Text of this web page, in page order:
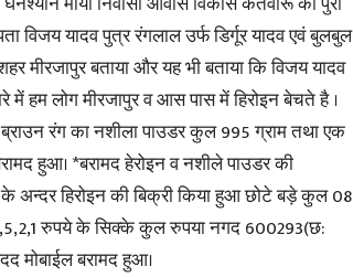
Hindi,
Today
विजय यादव पुत्र रंगलाल उर्फ डिर्गूर यादव एवं बुलबुल
मीरजापुर बताया और यह भी बताया कि विजय यादव
हम लोग मीरजापुर व आस पास में हिरोइन बेचते है ।
रंग का नशीला पाउडर कुल 995 ग्राम तथा एक
हुआ। *बरामद हेरोइन व नशीले पाउडर की
अन्दर हिरोइन की बिक्री किया हुआ छोटे बड़े कुल 08
रुपये के सिक्के कुल रुपया नगद 600293(छ:
मोबाईल बरामद हुआ।